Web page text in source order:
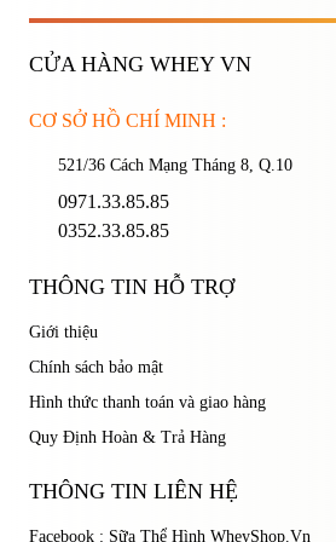
ĐĂNG NHẬP
CỬA HÀNG WHEY VN
CƠ SỞ HỒ CHÍ MINH :
521/36 Cách Mạng Tháng 8, Q.10
0971.33.85.85
0352.33.85.85
THÔNG TIN HỖ TRỢ
Giới thiệu
Chính sách bảo mật
Hình thức thanh toán và giao hàng
Quy Định Hoàn & Trả Hàng
THÔNG TIN LIÊN HỆ
Facebook : Sữa Thể Hình WheyShop.Vn